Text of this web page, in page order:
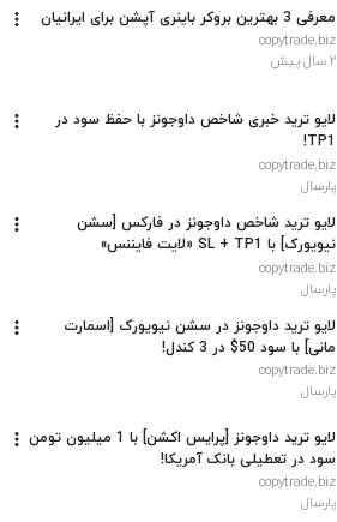
معرفی 3 بهترین بروکر باینری آپشن برای ایرانیان
copytrade.biz
۲ سال پیش
لایو ترید خبری شاخص داوجونز با حفظ سود در
TP1!
copytrade.biz
پارسال
لایو ترید شاخص داوجونز در فارکس [سشن
نیویورک] با SL + TP1 «لایت فایننس»
copytrade.biz
پارسال
لایو ترید داوجونز در سشن نیویورک [اسمارت
مانی] با سود 50$ در 3 کندل!
copytrade.biz
پارسال
لایو ترید داوجونز [پرایس اکشن] با 1 میلیون تومن
سود در تعطیلی بانک آمریکا!
copytrade.biz
پارسال